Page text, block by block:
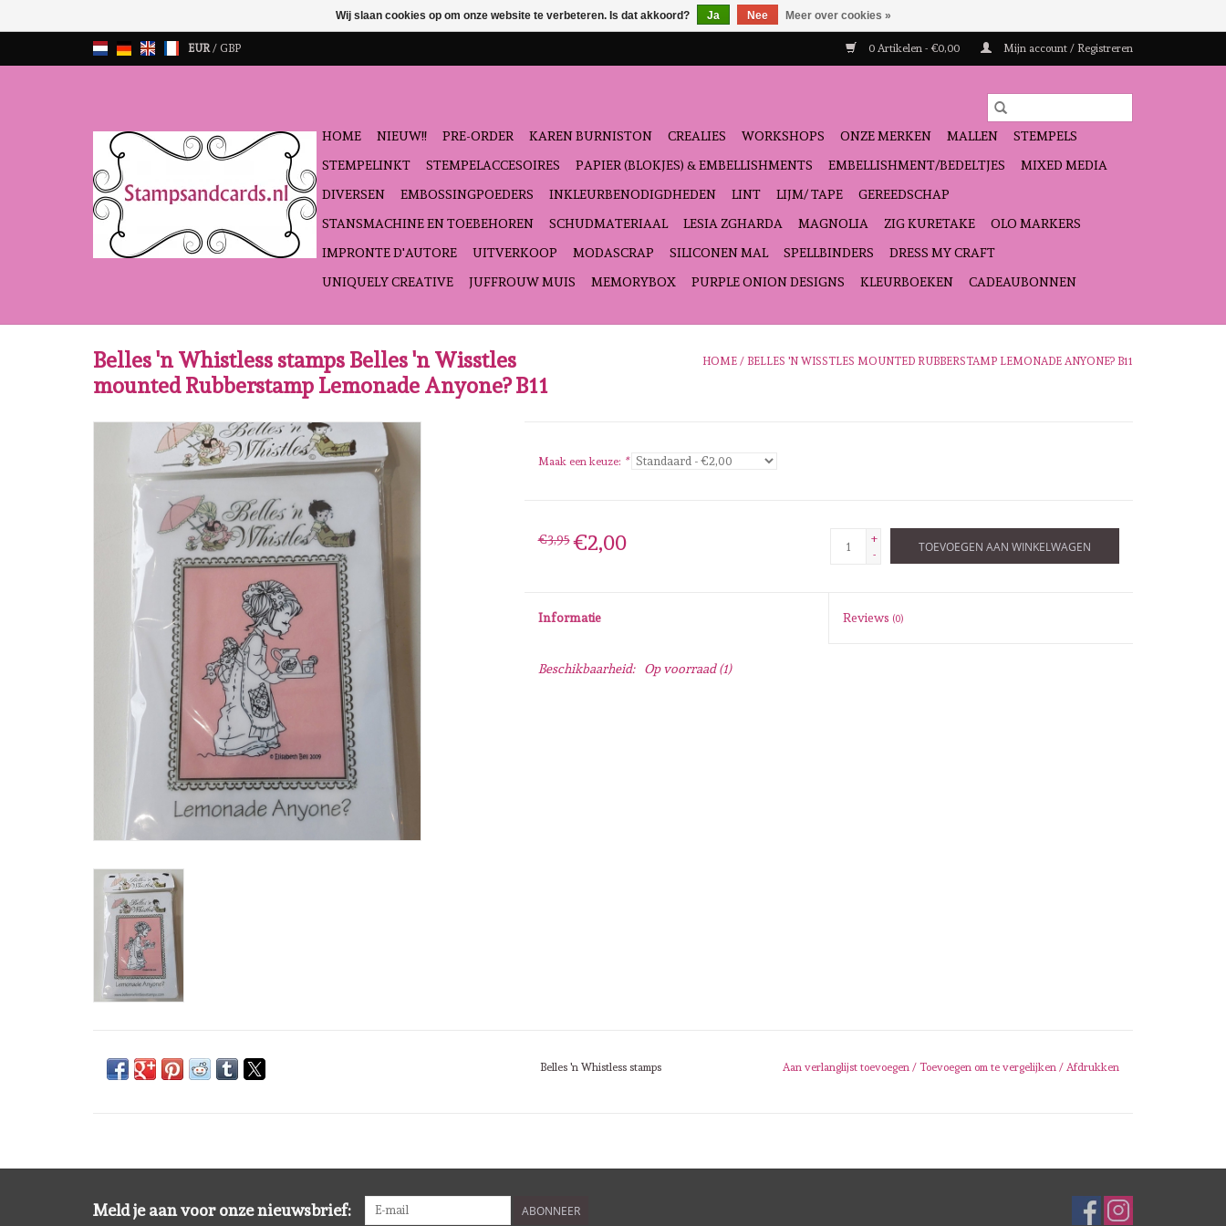
EUR/ GBP 0 Artikelen - €0,00 Mijn account / Registreren
HOME NIEUW!! PRE-ORDER KAREN BURNISTON CREALIES WORKSHOPS ONZE MERKEN MALLEN
STEMPELS
STEMPELINKT
STEMPELACCESOIRES PAPIER (BLOKJES) & EMBELLISHMENTS EMBELLISHMENT/BEDELTJES
MIXED MEDIA
DIVERSEN
EMBOSSINGPOEDERS INKLEURBENODIGDHEDEN LINT LIJM/ TAPE
GEREEDSCHAP
STANSMACHINE EN TOEBEHOREN
SCHUDMATERIAAL LESIA ZGHARDA MAGNOLIA ZIG KURETAKE
OLO MARKERS
IMPRONTE D'AUTORE
UITVERKOOP MODASCRAP SILICONEN MAL SPELLBINDERS
DRESS MY CRAFT
UNIQUELY CREATIVE
JUFFROUW MUIS MEMORYBOX PURPLE ONION DESIGNS KLEURBOEKEN CADEAUBONNEN
Belles 'n Whistless stamps Belles 'n Wisstles
mounted Rubberstamp Lemonade Anyone? B11
HOME / BELLES 'N WISSTLES MOUNTED RUBBERSTAMP LEMONADE ANYONE? B11
Maak een keuze: *
€3,95 €2,00
+
-
TOEVOEGEN AAN WINKELWAGEN
Informatie Reviews (0)
Beschikbaarheid: Op voorraad(1)
Belles 'n Whistless stamps Aan verlanglijst toevoegen / Toevoegen om te vergelijken / Afdrukken
Meld je aan voor onze nieuwsbrief: ABONNEER
Wij slaan cookies op om onze website te verbeteren. Is dat akkoord? Ja Nee Meer over cookies »